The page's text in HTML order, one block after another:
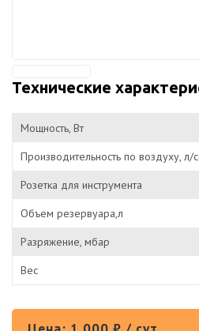
Технические
Мощность, Вт
Производительность по воздуху, л/
Розетка для инструмента
Объем резервуара,л
Разряжение, мбар
Вес